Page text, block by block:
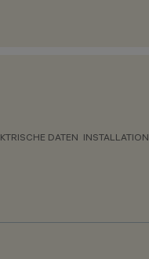
DATEN INSTALLATION